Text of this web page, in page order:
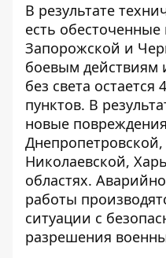
В результате
есть обесточенные
Запорожской и
боевым действиям
без света остается
пунктов. В
новые
Николаевской,
областях.
работы
ситуации с
разрешения